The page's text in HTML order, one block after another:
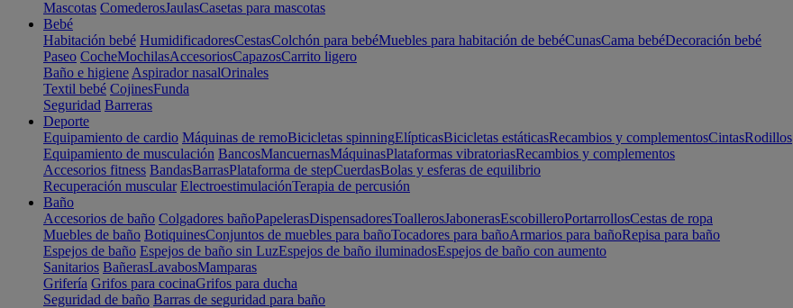
Mascotas ComederosJaulasCasetas para mascotas
Bebé
Habitación bebé HumidificadoresCestasColchón para bebéMuebles para habitación de bebéCunasCama bebéDecoración bebé
Paseo CocheMochilasAccesoriosCapazosCarrito ligero
Baño e higiene Aspirador nasalOrinales
Textil bebé CojinesFunda
Seguridad Barreras
Deporte
Equipamiento de cardio Máquinas de remoBicicletas spinningElípticasBicicletas estáticasRecambios y complementosCintasRodillos
Equipamiento de musculación BancosMancuernasMáquinasPlataformas vibratoriasRecambios y complementos
Accesorios fitness BandasBarrasPlataforma de stepCuerdasBolas y esferas de equilibrio
Recuperación muscular ElectroestimulaciónTerapia de percusión
Baño
Accesorios de baño Colgadores bañoPapelerasDispensadoresToallerosJabonerasEscobilleroPortarrollosCestas de ropa
Muebles de baño BotiquinesConjuntos de muebles para bañoTocadores para bañoArmarios para bañoRepisa para baño
Espejos de baño Espejos de baño sin LuzEspejos de baño iluminadosEspejos de baño con aumento
Sanitarios BañerasLavabosMamparas
Grifería Grifos para cocinaGrifos para ducha
Seguridad de baño Barras de seguridad para baño